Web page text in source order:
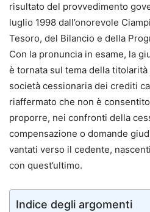
risultato del provvedimento
luglio 1998 dall’onorevole
Tesoro, del Bilancio e della
Con la pronuncia in esame, la
è tornata sul tema della titolarità
società cessionaria dei crediti
riaffermato che non è
proporre, nei confronti della
compensazione o domande
vantati verso il cedente,
con quest’ultimo.
Indice degli argomenti